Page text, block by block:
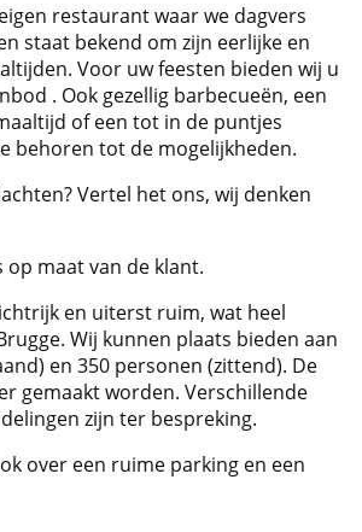
restaurant waar we dagvers
staat bekend om zijn eerlijke en
Voor uw feesten bieden wij u
. Ook gezellig barbecueën, een
of een tot in de puntjes
behoren tot de mogelijkheden.
Vertel het ons, wij denken
op maat van de klant.
en uiterst ruim, wat heel
Wij kunnen plaats bieden aan
en 350 personen (zittend). De
gemaakt worden. Verschillende
zijn ter bespreking.
over een ruime parking en een